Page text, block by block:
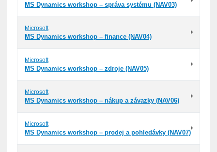
MS Dynamics workshop – správa systému (NAV03)
Microsoft
MS Dynamics workshop – finance (NAV04)
Microsoft
MS Dynamics workshop – zdroje (NAV05)
Microsoft
MS Dynamics workshop – nákup a závazky (NAV06)
Microsoft
MS Dynamics workshop – prodej a pohledávky (NAV07)